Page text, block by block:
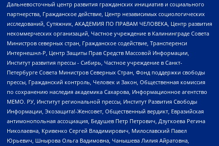
Дальневосточный центр развития гражданских инициатив и социального
партнерства, Гражданское действие, Центр независимых социологических
исследований, Сутяжник, АКАДЕМИЯ ПО ПРАВАМ ЧЕЛОВЕКА, Центр развития
некоммерческих организаций, Частное учреждение в Калининграде Совета
Министров северных стран, Гражданское содействие, Трансперенси
Интернешнл-Р, Центр Защиты Прав Средств Массовой Информации,
Институт развития прессы - Сибирь, Частное учреждение в Санкт-
Петербурге Совета Министров Северных Стран, Фонд поддержки свободы
прессы, Гражданский контроль, Человек и Закон, Общественная комиссия
по сохранению наследия академика Сахарова, Информационное агентство
МЕМО. РУ, Институт региональной прессы, Институт Развития Свободы
Информации, Экозащита!-Женсовет, Общественный вердикт, Евразийская
антимонопольная ассоциация, Бедушев Петр Петрович, Дзугкоева Регина
Николаевна, Кривенко Сергей Владимирович, Милославский Павел
Юрьевич, Шнырова Ольга Вадимовна, Чанышева Лилия Айратовна,